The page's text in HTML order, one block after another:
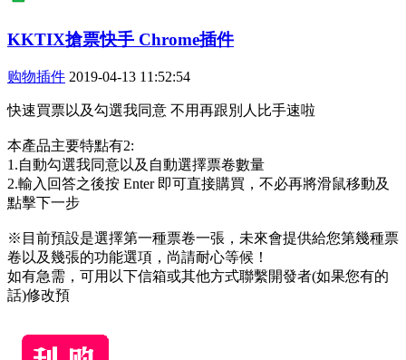
KKTIX搶票快手 Chrome插件
购物插件 2019-04-13 11:52:54
快速買票以及勾選我同意 不用再跟別人比手速啦
本產品主要特點有2:
1.自動勾選我同意以及自動選擇票卷數量
2.輸入回答之後按 Enter 即可直接購買，不必再將滑鼠移動及
點擊下一步
※目前預設是選擇第一種票卷一張，未來會提供給您第幾種票
卷以及幾張的功能選項，尚請耐心等候！
如有急需，可用以下信箱或其他方式聯繫開發者(如果您有的
話)修改預